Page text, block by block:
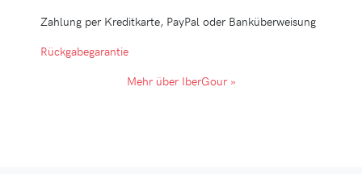
Zahlung per Kreditkarte, PayPal oder Banküberweisung
Rückgabegarantie
Mehr über IberGour »